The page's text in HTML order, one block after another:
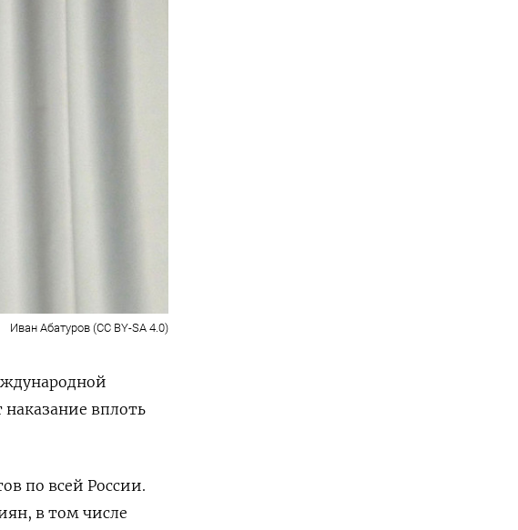
Иван Абатуров (CC BY-SA 4.0)
вплоть
по всей России.
в том числе